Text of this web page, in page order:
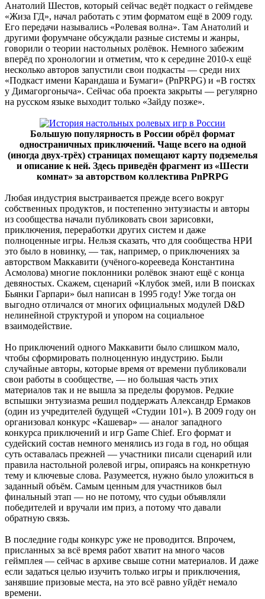
Анатолий Шестов, который сейчас ведёт подкаст о геймдеве
«Жиза ГД», начал работать с этим форматом ещё в 2009 году.
Его передачи назывались «Ролевая волна». Там Анатолий и
другими форумчане обсуждали разные системы и жанры,
говорили о теории настольных ролёвок. Немного забежим
вперёд по хронологии и отметим, что к середине 2010-х ещё
несколько авторов запустили свои подкасты — среди них
«Подкаст имени Карандаша и Бумаги» (PnPRPG) и «В гостях
у Димагоргоныча». Сейчас оба проекта закрыты — регулярно
на русском языке выходит только «Зайду позже».
Большую популярность в России обрёл формат
одностраничных приключений. Чаще всего на одной
(иногда двух-трёх) страницах помещают карту подземелья
и описание к ней. Здесь приведён фрагмент из «Шести
комнат» за авторством коллектива PnPRPG
Любая индустрия выстраивается прежде всего вокруг
собственных продуктов, и постепенно энтузиасты и авторы
из сообщества начали публиковать свои зарисовки,
приключения, переработки других систем и даже
полноценные игры. Нельзя сказать, что для сообщества НРИ
это было в новинку, — так, например, о приключениях за
авторством Маккавити (учёного-корееведа Константина
Асмолова) многие поклонники ролёвок знают ещё с конца
девяностых. Скажем, сценарий «Клубок змей, или В поисках
Бьянки Гарпари» был написан в 1995 году! Уже тогда он
выгодно отличался от многих официальных модулей D&D
нелинейной структурой и упором на социальное
взаимодействие.
Но приключений одного Маккавити было слишком мало,
чтобы сформировать полноценную индустрию. Были
случайные авторы, которые время от времени публиковали
свои работы в сообществе, — но большая часть этих
материалов так и не вышла за пределы форумов. Редкие
вспышки энтузиазма решил поддержать Александр Ермаков
(один из учредителей будущей «Студии 101»). В 2009 году он
организовал конкурс «Кашевар» — аналог западного
конкурса приключений и игр Game Chief. Его формат и
судейский состав немного менялись из года в год, но общая
суть оставалась прежней — участники писали сценарий или
правила настольной ролевой игры, опираясь на конкретную
тему и ключевые слова. Разумеется, нужно было уложиться в
заданный объём. Самым ценным для участников был
финальный этап — но не потому, что судьи объявляли
победителей и вручали им приз, а потому что давали
обратную связь.
В последние годы конкурс уже не проводится. Впрочем,
присланных за всё время работ хватит на много часов
геймплея — сейчас в архиве свыше сотни материалов. И даже
если задаться целью изучить только игры и приключения,
занявшие призовые места, на это всё равно уйдёт немало
времени.